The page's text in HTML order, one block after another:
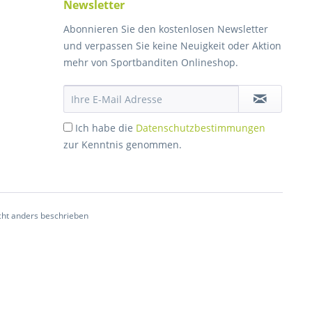
Newsletter
Abonnieren Sie den kostenlosen Newsletter
und verpassen Sie keine Neuigkeit oder Aktion
mehr von Sportbanditen Onlineshop.
Ich habe die Datenschutzbestimmungen
zur Kenntnis genommen.
anders beschrieben